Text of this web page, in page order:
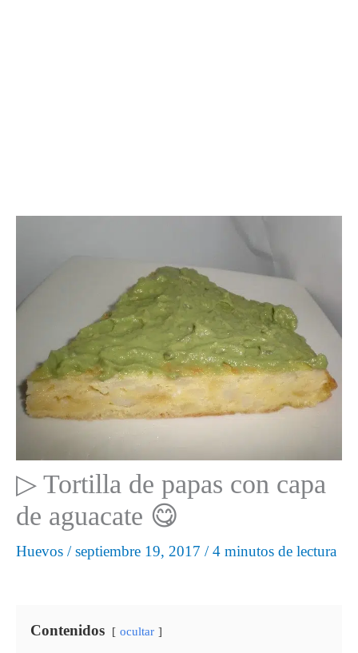
▷ Tortilla de papas con capa
de aguacate 😋
Huevos /septiembre 19, 2017 /4 minutos de lectura
Contenidos ocultar